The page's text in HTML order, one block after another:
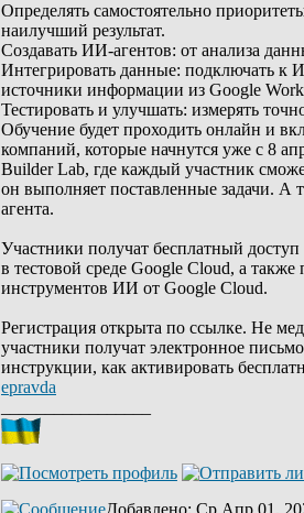
Определять самостоятельно
наилучший результат.
Создавать ИИ-агентов: от анализа
Интегрировать данные: подключать к
источники информации из Google
Тестировать и улучшать: измерять
Обучение будет проходить онлайн и
компаний, которые начнутся уже с 8
Builder Lab, где каждый участник
он выполняет поставленные задачи. А
агента.
Участники получат бесплатный
в тестовой среде Google Cloud, а
инструментов ИИ от Google Cloud.
Регистрация открыта по ссылке. Не
участники получат электронное
инструкции, как активировать
epravda
Добавлено: Ср Апр 01,